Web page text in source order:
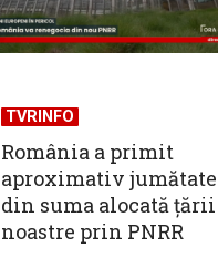
TVRINFO
România a primit
aproximativ jumătate
din suma alocată țării
noastre prin PNRR